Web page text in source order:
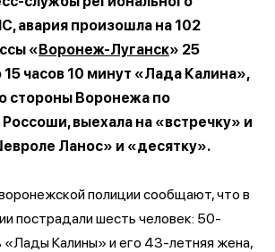
авария произошла на 102
«Воронеж-Луганск» 25
15 часов 10 минут «Лада Калина»,
стороны Воронежа по
выехала на «встречку» и
Ланос» и «десятку».
полиции сообщают, что в
пострадали шесть человек: 50-
«Лады Калины» и его 43-летняя жена,